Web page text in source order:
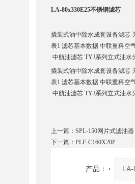
LA-80x330E25不锈钢滤芯
撬装式油中除水成套设备滤芯
表1 滤芯基本数据 中联重科空
中航油滤芯 TYJ系列立式油水
撬装式油中除水成套设备滤芯
表1 滤芯基本数据 中联重科空
中航油滤芯 TYJ系列立式油水
上一篇： SPL-150网片式滤油器
下一篇： PLF-C160X20P
产品：